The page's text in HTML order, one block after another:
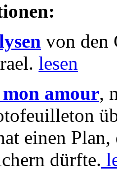
von den
lesen
amour,
einen Plan,
dürfte.